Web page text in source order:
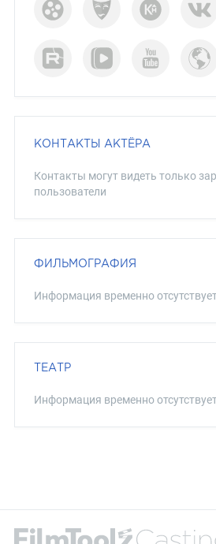
КОНТАКТЫ АКТЁРА
Контакты могут видеть только
пользователи
ФИЛЬМОГРАФИЯ
Информация временно
ТЕАТР
Информация временно